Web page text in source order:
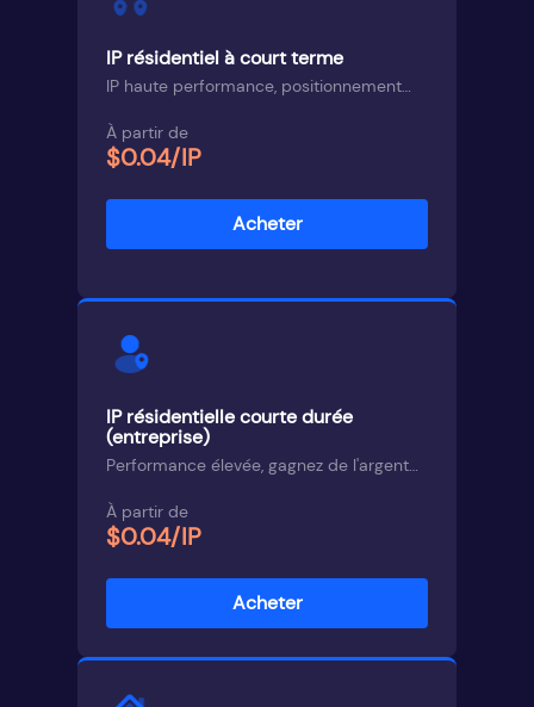
IP résidentiel à court terme
IP haute performance, positionnement
À partir de
$0.04/IP
Acheter
IP résidentielle courte durée
(entreprise)
Performance élevée, gagnez de l'argent
À partir de
$0.04/IP
Acheter